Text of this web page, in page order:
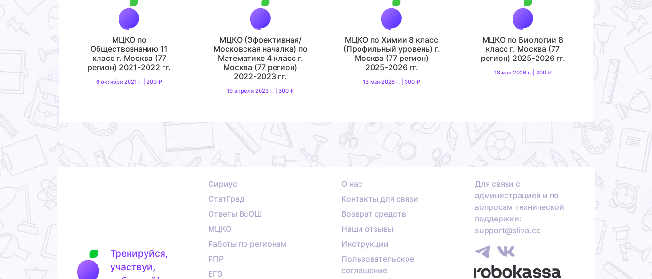
МЦКО по
Обществознанию 11
класс г. Москва (77
регион) 2021-2022 гг.
6 октября 2021 г. | 200 ₽
МЦКО (Эффективная/
Московская началка) по
Математике 4 класс г.
Москва (77 регион)
2022-2023 гг.
19 апреля 2023 г. | 300 ₽
МЦКО по Химии 8 класс
(Профильный уровень) г.
Москва (77 регион)
2025-2026 гг.
13 мая 2026 г. | 300 ₽
МЦКО по Биологии 8
класс г. Москва (77
регион) 2025-2026 гг.
18 мая 2026 г. | 300 ₽
Тренируйся,
участвуй,
Сириус
СтатГрад
Ответы ВсОШ
МЦКО
Работы по регионам
РПР
ЕГЭ
О нас
Контакты для связи
Возврат средств
Наши отзывы
Инструкции
Пользовательское
соглашение
Для связи с
администрацией и по
вопросам технической
поддержки:
support@sliva.cc